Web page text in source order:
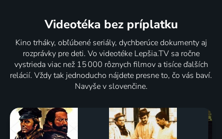
Videotéka bez príplatku
Kino trháky, obľúbené seriály, dychberúce dokumenty aj
rozprávky pre deti. Vo videotéke Lepšia.TV sa ročne
vystrieda viac než 15 000 rôznych filmov a tisíce ďalších
relácií. Vždy tak jednoducho nájdete presne to, čo vás baví.
Navyše v slovenčine.